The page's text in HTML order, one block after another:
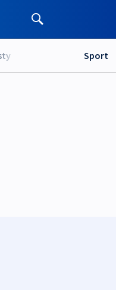
Sport